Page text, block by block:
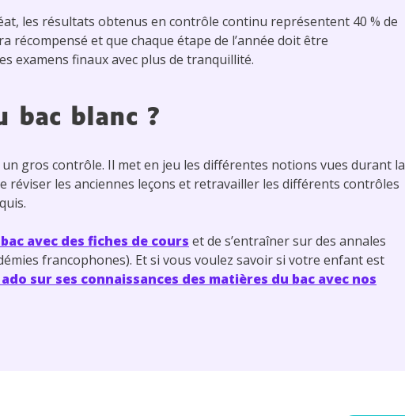
les résultats obtenus en contrôle continu représentent 40 % de
récompensé et que chaque étape de l’année doit être
examens finaux avec plus de tranquillité.
bac blanc ?
gros contrôle. Il met en jeu les différentes notions vues durant la
réviser les anciennes leçons et retravailler les différents contrôles
avec des fiches de cours et de s’entraîner sur des annales
francophones). Et si vous voulez savoir si votre enfant est
sur ses connaissances des matières du bac avec nos